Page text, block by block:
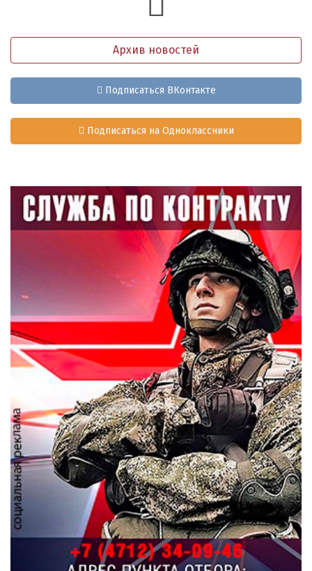
Архив новостей
Подписаться ВКонтакте
Подписаться на Одноклассники